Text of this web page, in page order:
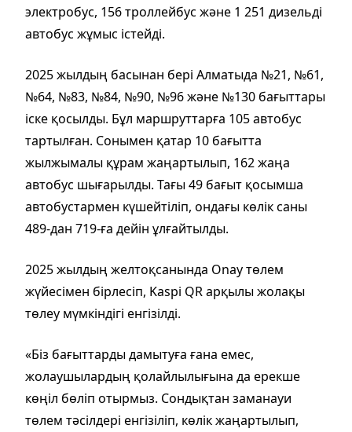
электробус, 156 троллейбус және 1 251 дизельді
автобус жұмыс істейді.
2025 жылдың басынан бері Алматыда №21, №61,
№64, №83, №84, №90, №96 және №130 бағыттары
іске қосылды. Бұл маршруттарға 105 автобус
тартылған. Сонымен қатар 10 бағытта
жылжымалы құрам жаңартылып, 162 жаңа
автобус шығарылды. Тағы 49 бағыт қосымша
автобустармен күшейтіліп, ондағы көлік саны
489-дан 719-ға дейін ұлғайтылды.
2025 жылдың желтоқсанында Onay төлем
жүйесімен бірлесіп, Kaspi QR арқылы жолақы
төлеу мүмкіндігі енгізілді.
«Біз бағыттарды дамытуға ғана емес,
жолаушылардың қолайлылығына да ерекше
көңіл бөліп отырмыз. Сондықтан заманауи
төлем тәсілдері енгізіліп, көлік жаңартылып,